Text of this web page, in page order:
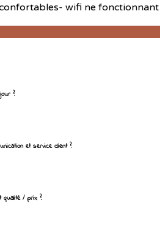
wifi ne fonctionnant
?
et service client ?
qualité / prix ?